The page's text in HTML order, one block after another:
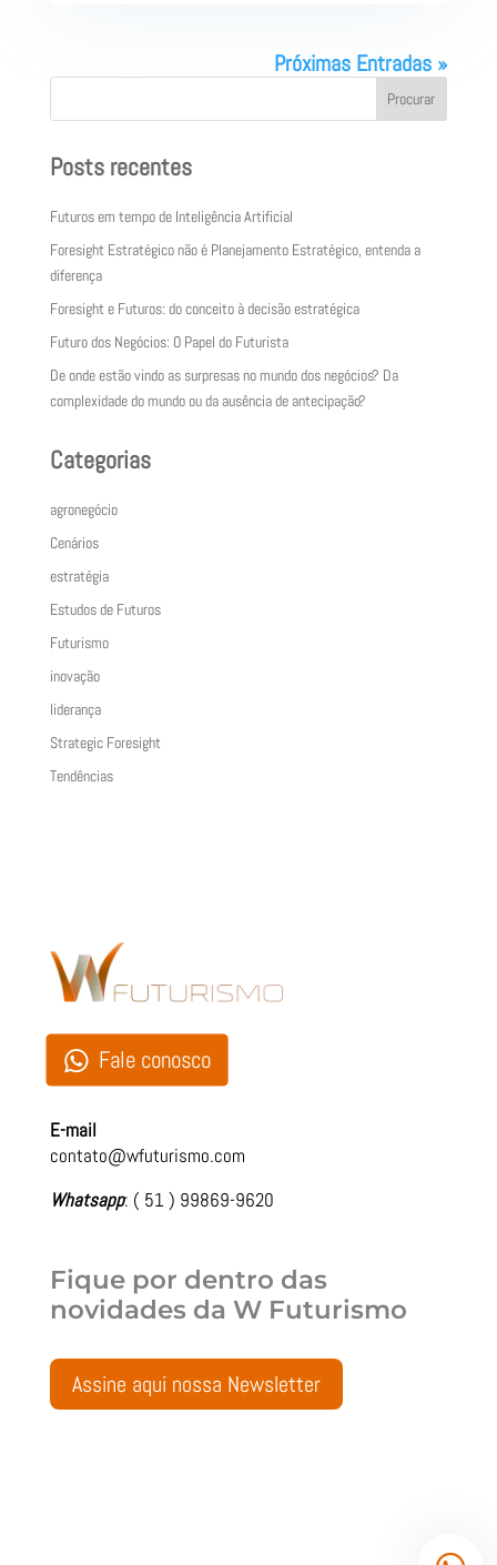
Próximas Entradas »
Procurar
Posts recentes
Futuros em tempo de Inteligência Artificial
Foresight Estratégico não é Planejamento Estratégico, entenda a
diferença
Foresight e Futuros: do conceito à decisão estratégica
Futuro dos Negócios: O Papel do Futurista
De onde estão vindo as surpresas no mundo dos negócios? Da
complexidade do mundo ou da ausência de antecipação?
Categorias
agronegócio
Cenários
estratégia
Estudos de Futuros
Futurismo
inovação
liderança
Strategic Foresight
Tendências
Fale conosco
E-mail
contato@wfuturismo.com
Whatsapp: ( 51 ) 99869-9620
Fique por dentro das
novidades da W Futurismo
Assine aqui nossa Newsletter